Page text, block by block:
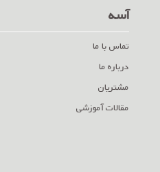
آسه
تماس با ما
درباره ما
مشتریان
مقالات آموزشی